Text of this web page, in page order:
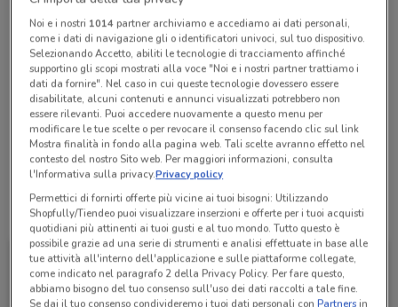
Chiama il negozio
Lunedì n.d.
Martedì n.d.
Mercoledì n.d.
Giovedì n.d.
Venerdì n.d.
Sabato n.d.
Domenica n.d.
0687074329
Centro Commerciale C.C. Porta Di Roma
Tutte le promozioni di questo negozio
Noi e i nostri 1014partner archiviamo e accediamo ai dati personali,
come i dati di navigazione gli o identificatori univoci, sul tuo dispositivo.
Selezionando Accetto, abiliti le tecnologie di tracciamento affinché
supportino gli scopi mostrati alla voce "Noi e i nostri partner trattiamo i
dati da fornire". Nel caso in cui queste tecnologie dovessero essere
disabilitate, alcuni contenuti e annunci visualizzati potrebbero non
essere rilevanti. Puoi accedere nuovamente a questo menu per
modificare le tue scelte o per revocare il consenso facendo clic sul link
Mostra finalità in fondo alla pagina web. Tali scelte avranno effetto nel
contesto del nostro Sito web. Per maggiori informazioni, consulta
l'Informativa sulla privacy.Privacy policy
Permettici di fornirti offerte più vicine ai tuoi bisogni: Utilizzando
Shopfully/Tiendeo puoi visualizzare inserzioni e offerte per i tuoi acquisti
quotidiani più attinenti ai tuoi gusti e al tuo mondo. Tutto questo è
possibile grazie ad una serie di strumenti e analisi effettuate in base alle
tue attività all'interno dell'applicazione e sulle piattaforme collegate,
come indicato nel paragrafo 2 della Privacy Policy. Per fare questo,
abbiamo bisogno del tuo consenso sull'uso dei dati raccolti a tale fine.
Se dai il tuo consenso condivideremo i tuoi dati personali conPartnersin